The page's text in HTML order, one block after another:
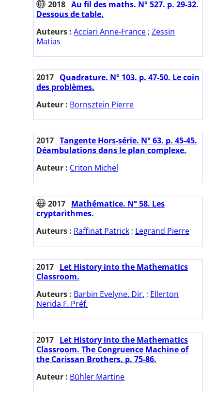
2018 Au fil des maths. N° 527. p. 29-32.
Dessous de table.
Auteurs : Acciari Anne-France ; Zessin
Matias
2017 Quadrature. N° 103. p. 47-50. Le coin
des problèmes.
Auteur : Bornsztein Pierre
2017 Tangente Hors-série. N° 63. p. 45-45.
Déambulations dans le plan complexe.
Auteur : Criton Michel
2017 Mathématice. N° 58. Les
cryptarithmes.
Auteurs : Raffinat Patrick ; Legrand Pierre
2017 Let History into the Mathematics
Classroom.
Auteurs : Barbin Evelyne. Dir. ; Ellerton
Nerida F. Préf.
2017 Let History into the Mathematics
Classroom. The Congruence Machine of
the Carissan Brothers. p. 75-86.
Auteur : Bühler Martine